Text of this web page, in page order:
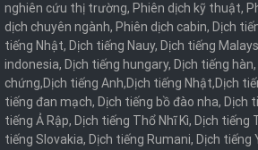
nghiên cứu thị trường, Phiên dịch kỹ thuật,
dịch chuyên ngành, Phiên dịch cabin, Dịch
tiếng Nhật, Dịch tiếng Nauy, Dịch tiếng
indonesia, Dịch tiếng hungary, Dịch tiếng hàn,
chứng,Dịch tiếng Anh,Dịch tiếng Nhật,Dịch
tiếng đan mạch, Dịch tiếng bồ đào nha, Dịch
tiếng Ả Rập, Dịch tiếng Thổ Nhĩ Kì, Dịch tiếng
tiếng Slovakia, Dịch tiếng Rumani, Dịch tiếng